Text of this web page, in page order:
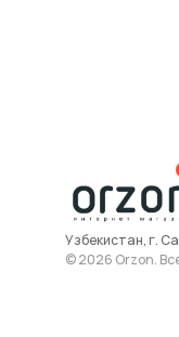
Узбекистан, г.
© 2026 Orzon.